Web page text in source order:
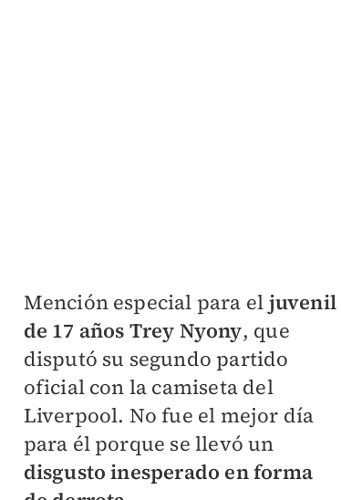
Mención especial para el juvenil
de 17 años Trey Nyony, que
disputó su segundo partido
oficial con la camiseta del
Liverpool. No fue el mejor día
para él porque se llevó un
disgusto inesperado en forma